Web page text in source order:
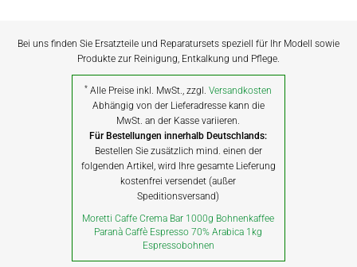
Bei uns finden Sie Ersatzteile und Reparatursets speziell für Ihr Modell sowie
Produkte zur Reinigung, Entkalkung und Pflege.
* Alle Preise inkl. MwSt., zzgl.Versandkosten
Abhängig von der Lieferadresse kann die
MwSt. an der Kasse variieren.
Für Bestellungen innerhalb Deutschlands:
Bestellen Sie zusätzlich mind. einen der
folgenden Artikel, wird Ihre gesamte Lieferung
kostenfrei versendet (außer
Speditionsversand)
Moretti Caffe Crema Bar 1000g Bohnenkaffee
Paranà Caffè Espresso 70% Arabica 1kg
Espressobohnen